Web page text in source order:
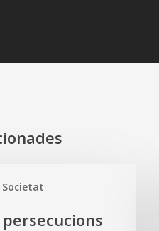
Societat